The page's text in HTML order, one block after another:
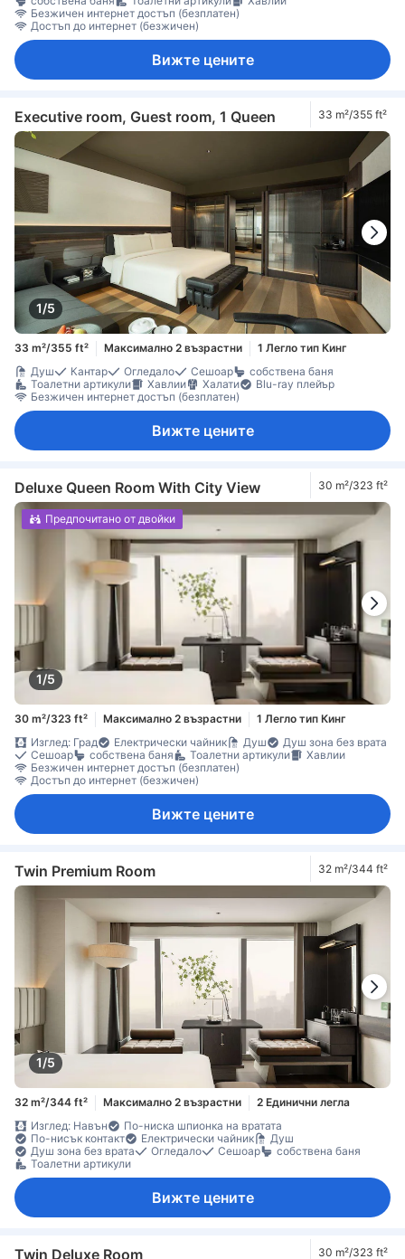
Безжичен интернет достъп (безплатен)
Достъп до интернет (безжичен)
Вижте цените
Executive room, Guest room, 1 Queen 33 m²/355 ft²
1/5
33 m²/355 ft² Максимално 2 възрастни
1 Легло тип Кинг
Душ
Кантар Огледало Сешоар
собствена баня
Тоалетни артикули
Хавлии Халати
Blu-ray плейър
Безжичен интернет достъп (безплатен)
Вижте цените
Deluxe Queen Room With City View 30 m²/323 ft²
1/5
Предпочитано от двойки
30 m²/323 ft² Максимално 2 възрастни
1 Легло тип Кинг
Изглед: Град
Електрически чайник Душ
Душ зона без врата
Сешоар
собствена баня Тоалетни артикули
Хавлии
Безжичен интернет достъп (безплатен)
Достъп до интернет (безжичен)
Вижте цените
Twin Premium Room 32 m²/344 ft²
1/5
32 m²/344 ft² Максимално 2 възрастни
2 Единични легла
Изглед: Навън
По-ниска шпионка на вратата
По-нисък контакт
Електрически чайник
Душ
Душ зона без врата
Огледало Сешоар
собствена баня
Тоалетни артикули
Вижте цените
Twin Deluxe Room 30 m²/323 ft²